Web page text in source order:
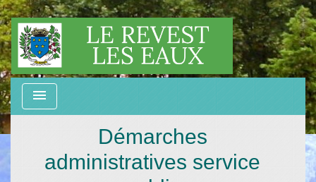
menu
Démarches
administratives service